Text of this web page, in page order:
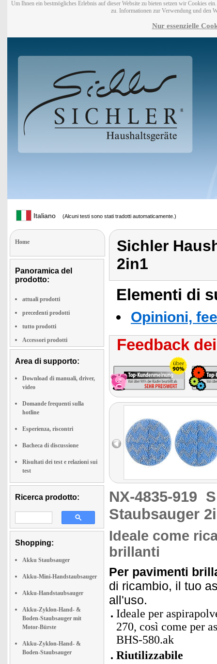
Um Ihnen ein bestmögliches Erlebnis auf dieser Website zu bieten setzen wir Cookies
zu. Informationen zur Verwendung und den
Nur essenzielle
Italiano (Alcuni testi sono stati tradotti automaticamente.)
Home
Panoramica del
prodotto:
attuali prodotti
precedenti prodotti
tutto prodotti
Accessori prodotti
Area di supporto:
Download di manuali, driver,
video
Domande frequenti sulla
hotline
Esperienza, riscontri
Bacheca di discussione
Risultati dei test e relazioni sui
test
Ricerca prodotto:
Shopping:
Akku Staubsauger
Akku-Mini-Handstaubsauger
Akku-Handstaubsauger
Akku-Zyklon-Hand- &
Boden-Staubsauger mit
Motor-Bürste
Akku-Zyklon-Hand- &
Boden-Staubsauger
Sichler
2in1
Elementi di
Opinioni,
Feedback
NX-4835-919
Staubsauger
Ideale come
brillanti
Per pavimenti
di ricambio, il tuo
all'uso.
Ideale per
270, così come per
BHS-580.ak
Riutilizzabile